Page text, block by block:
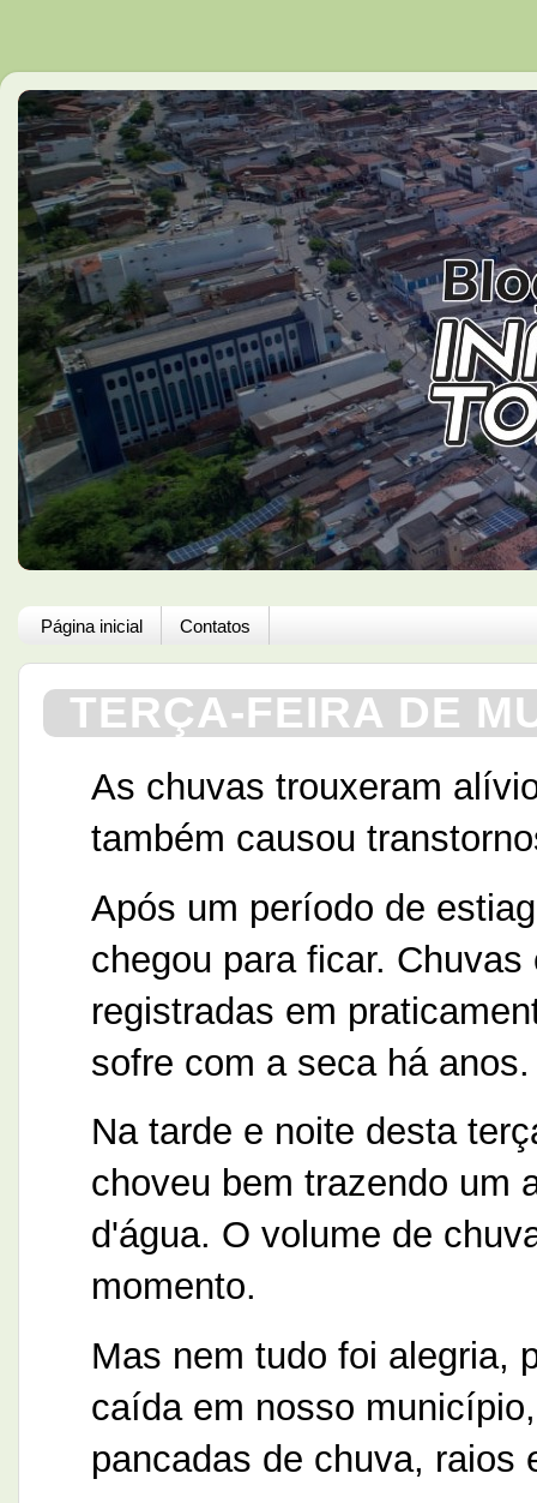
Página inicial Contatos
TERÇA-FEIRA DE
As chuvas trouxeram
também causou
Após um período de
chegou para ficar.
registradas em
sofre com a seca há anos.
Na tarde e noite desta
choveu bem trazendo um
d'água. O volume de
momento.
Mas nem tudo foi alegria,
caída em nosso
pancadas de chuva, raios